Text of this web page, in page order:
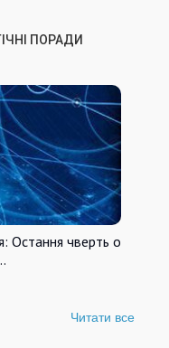
ПОРАДИ
Остання чверть о
Читати все